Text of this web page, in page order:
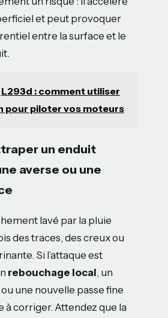
et peut provoquer
entre la surface et le
L293d : comment utiliser
pour piloter vos moteurs
un enduit
averse ou une
lavé par la pluie
des traces, des creux ou
Si l’attaque est
rebouchage local, un
une nouvelle passe fine
à corriger. Attendez que la